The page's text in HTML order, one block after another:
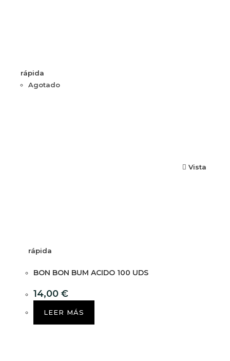
rápida
Agotado
Vista
rápida
BON BON BUM ACIDO 100 UDS
14,00 €
LEER MÁS